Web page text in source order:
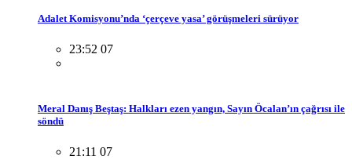
Adalet Komisyonu’nda ‘çerçeve yasa’ görüşmeleri sürüyor
23:52 07
Meral Danış Beştaş: Halkları ezen yangın, Sayın Öcalan’ın çağrısı ile
söndü
21:11 07